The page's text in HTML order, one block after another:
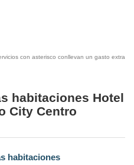
con asterisco conllevan un gasto extra
habitaciones Hotel
City Centro
habitaciones